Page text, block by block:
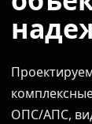
ОПС/АПС,